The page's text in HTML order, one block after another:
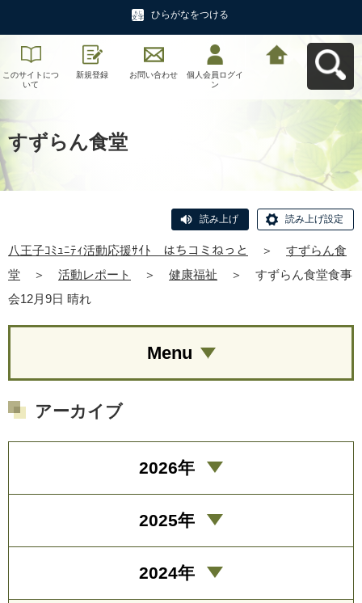
ひらがなをつける
このサイトにつ
いて
新規登録 お問い合わせ
個人会員ログイ
ン
すずらん食堂
読み上げ 読み上げ設定
八王子ｺﾐｭﾆﾃｨ活動応援ｻｲﾄ はちコミねっと ＞
すずらん食
堂
＞ 活動レポート ＞ 健康福祉 ＞
すずらん食堂食事
会12月9日 晴れ
Menu
アーカイブ
2026年
2025年
2024年